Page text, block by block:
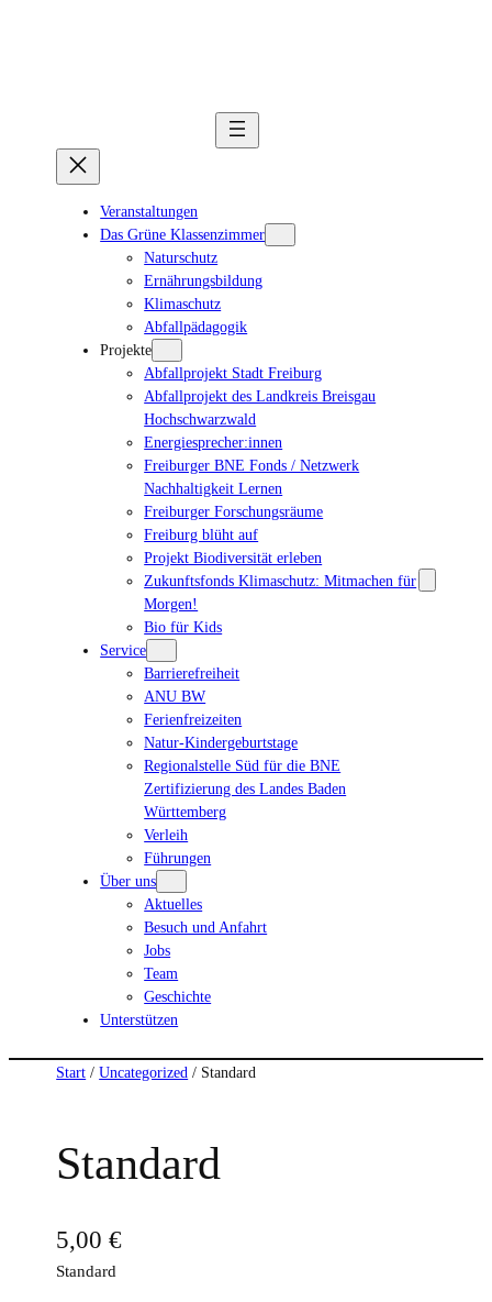
Veranstaltungen
Das Grüne Klassenzimmer
Naturschutz
Ernährungsbildung
Klimaschutz
Abfallpädagogik
Projekte
Abfallprojekt Stadt Freiburg
Abfallprojekt des Landkreis Breisgau
Hochschwarzwald
Energiesprecher:innen
Freiburger BNE Fonds / Netzwerk
Nachhaltigkeit Lernen
Freiburger Forschungsräume
Freiburg blüht auf
Projekt Biodiversität erleben
Zukunftsfonds Klimaschutz: Mitmachen für
Morgen!
Bio für Kids
Service
Barrierefreiheit
ANU BW
Ferienfreizeiten
Natur-Kindergeburtstage
Regionalstelle Süd für die BNE
Zertifizierung des Landes Baden
Württemberg
Verleih
Führungen
Über uns
Aktuelles
Besuch und Anfahrt
Jobs
Team
Geschichte
Unterstützen
Start /Uncategorized / Standard
Standard
5,00€
Standard